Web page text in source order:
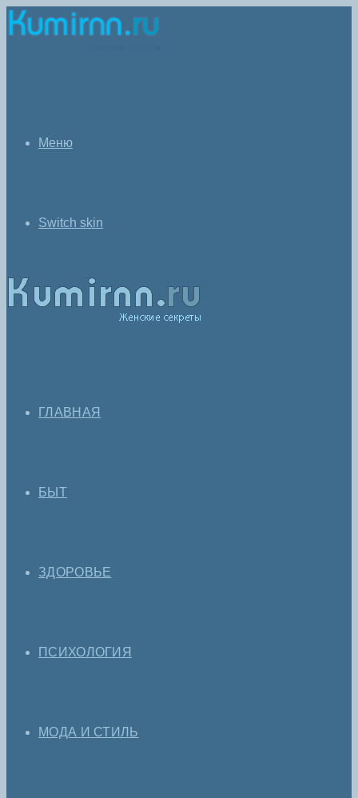
Меню
Switch skin
ГЛАВНАЯ
БЫТ
ЗДОРОВЬЕ
ПСИХОЛОГИЯ
МОДА И СТИЛЬ